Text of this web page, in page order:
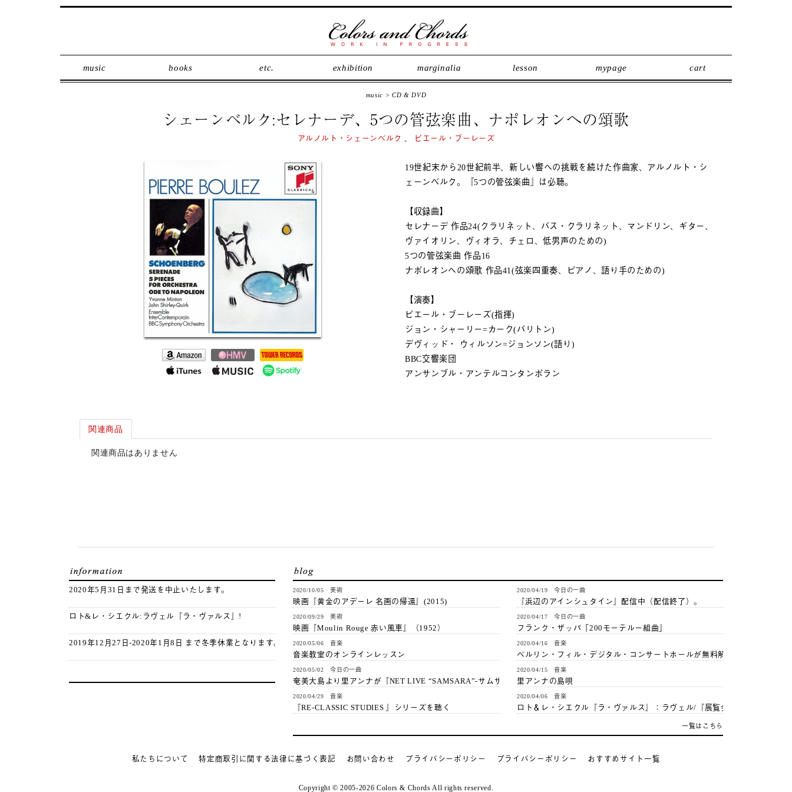
music books etc. exhibition marginalia lesson mypage cart
music > CD & DVD
シェーンベルク:セレナーデ、5つの管弦楽曲、ナポレオンへの頌歌
アルノルト・シェーンベルク 、 ピエール・ブーレーズ
19世紀末から20世紀前半、新しい響への挑戦を続けた作曲家、アルノルト・シ
ェーンベルク。『5つの管弦楽曲』は必聴。
【収録曲】
セレナーデ 作品24(クラリネット、バス・クラリネット、マンドリン、ギター、
ヴァイオリン、ヴィオラ、チェロ、低男声のための)
5つの管弦楽曲 作品16
ナポレオンへの頌歌 作品41(弦楽四重奏、ピアノ、語り手のための)
【演奏】
ピエール・ブーレーズ(指揮)
ジョン・シャーリー=カーク(バリトン)
デヴィッド・ ウィルソン=ジョンソン(語り)
BBC交響楽団
アンサンブル・アンテルコンタンポラン
関連商品
関連商品はありません
2020年5月31日まで発送を中止いたします。
ロト&レ・シエクル:ラヴェル『ラ・ヴァルス』!
2019年12月27日-2020年1月8日 まで冬季休業となります。
2020/10/05 美術
映画『黄金のアデーレ 名画の帰還』(2015)
2020/09/29 美術
映画『Moulin Rouge 赤い風車』（1952）
2020/05/06 音楽
音楽教室のオンラインレッスン
2020/05/02 今日の一曲
奄美大島より里アンナが『NET LIVE “SAMSARA”-サムサラ』…
2020/04/29 音楽
『RE-CLASSIC STUDIES 』シリーズを聴く
2020/04/19 今日の一曲
『浜辺のアインシュタイン』配信中（配信終了）。
2020/04/17 今日の一曲
フランク・ザッパ「200モーテルー組曲」
2020/04/16 音楽
ベルリン・フィル・デジタル・コンサートホールが無料解…
2020/04/15 音楽
里アンナの島唄
2020/04/06 音楽
ロト＆レ・シエクル『ラ・ヴァルス』：ラヴェル/『展覧会…
一覧はこちら
私たちについて 特定商取引に関する法律に基づく表記 お問い合わせ プライバシーポリシー プライバシーポリシー おすすめサイト一覧
Copyright © 2005-2026 Colors & Chords All rights reserved.